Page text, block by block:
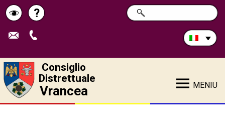
Schimbă
contrastul
Pagina
de
?
Cerca
nel
RICERCA
Consiglio
Distrettuale
Vrancea MENIU